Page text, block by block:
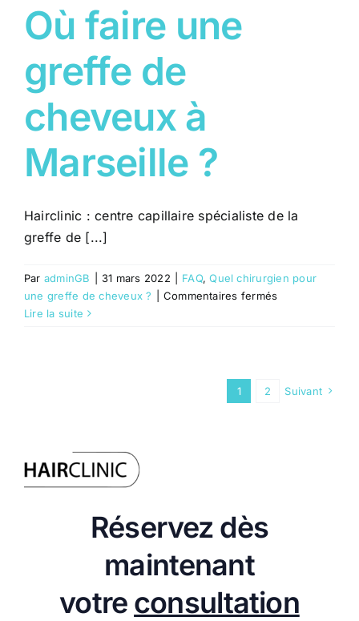
Où faire une
greffe de
cheveux à
Marseille ?
Hairclinic : centre capillaire spécialiste de la
greffe de [...]
Par adminGB 31 mars 2022 FAQ,Quel chirurgien pour
une greffe de cheveux ?
Commentaires ferméssur
Lire la suite
1 2 Suivant
Réservez dès
maintenant
votre consultation